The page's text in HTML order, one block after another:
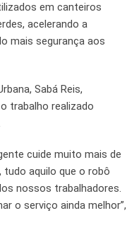
em canteiros
acelerando a
mais segurança aos
Sabá Reis,
trabalho realizado
cuide muito mais de
tudo aquilo que o robô
nossos trabalhadores.
o serviço ainda melhor”,